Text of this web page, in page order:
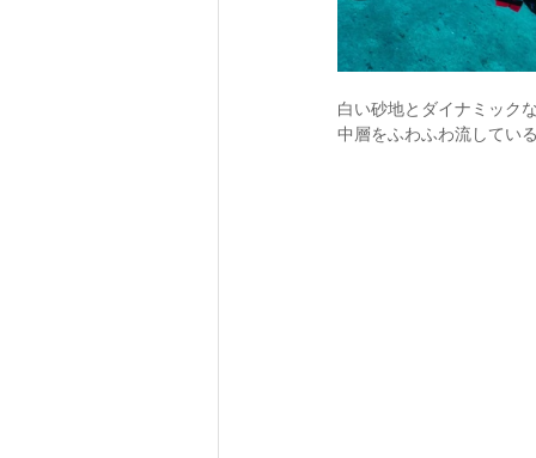
白い砂地とダイナミック
中層をふわふわ流してい